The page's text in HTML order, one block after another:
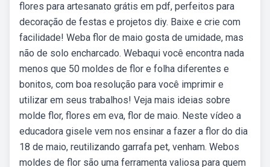
flores para artesanato grátis em pdf, perfeitos para
decoração de festas e projetos diy. Baixe e crie com
facilidade! Weba flor de maio gosta de umidade, mas
não de solo encharcado. Webaqui você encontra nada
menos que 50 moldes de flor e folha diferentes e
bonitos, com boa resolução para você imprimir e
utilizar em seus trabalhos! Veja mais ideias sobre
molde flor, flores em eva, flor de maio. Neste vídeo a
educadora gisele vem nos ensinar a fazer a flor do dia
18 de maio, reutilizando garrafa pet, venham. Webos
moldes de flor são uma ferramenta valiosa para quem